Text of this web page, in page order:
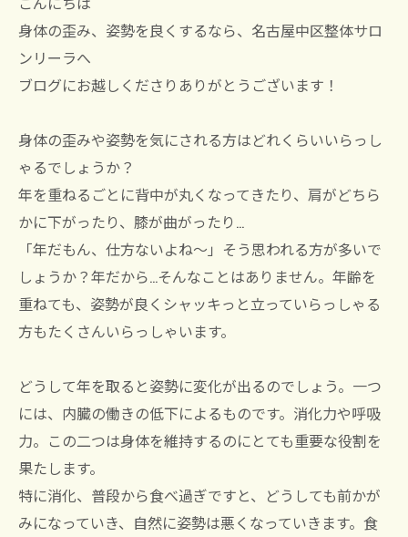
身体の歪み、姿勢を良くするなら、名古屋中区整体サロ
ンリーラへ
ブログにお越しくださりありがとうございます！
身体の歪みや姿勢を気にされる方はどれくらいいらっし
ゃるでしょうか？
年を重ねるごとに背中が丸くなってきたり、肩がどちら
かに下がったり、膝が曲がったり…
「年だもん、仕方ないよね～」そう思われる方が多いで
しょうか？年だから…そんなことはありません。年齢を
重ねても、姿勢が良くシャッキっと立っていらっしゃる
方もたくさんいらっしゃいます。
どうして年を取ると姿勢に変化が出るのでしょう。一つ
には、内臓の働きの低下によるものです。消化力や呼吸
力。この二つは身体を維持するのにとても重要な役割を
果たします。
特に消化、普段から食べ過ぎですと、どうしても前かが
みになっていき、自然に姿勢は悪くなっていきます。食